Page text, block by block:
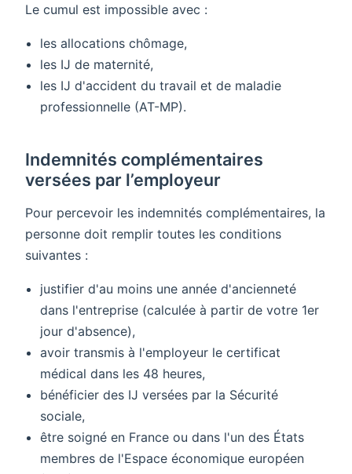
Le cumul est impossible avec :
les allocations chômage,
les IJ de maternité,
les IJ d'accident du travail et de maladie
professionnelle (AT-MP).
Indemnités complémentaires
versées par l’employeur
Pour percevoir les indemnités complémentaires, la
personne doit remplir toutes les conditions
suivantes :
justifier d'au moins une année d'ancienneté
dans l'entreprise (calculée à partir de votre 1er
jour d'absence),
avoir transmis à l'employeur le certificat
médical dans les 48 heures,
bénéficier des IJ versées par la Sécurité
sociale,
être soigné en France ou dans l'un des États
membres de l'Espace économique européen